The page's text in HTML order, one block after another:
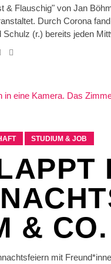
& Flauschig" von Jan
Durch Corona
Schulz (r.) bereits jeden
STUDIUM & JOB
& CO.
mit